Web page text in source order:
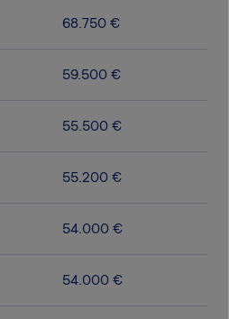
68.750 €
59.500 €
55.500 €
55.200 €
54.000 €
54.000 €